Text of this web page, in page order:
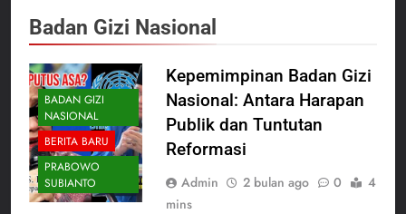
Badan Gizi Nasional
BADAN GIZI
NASIONAL
BERITA BARU
PRABOWO
SUBIANTO
Kepemimpinan Badan Gizi
Nasional: Antara Harapan
Publik dan Tuntutan
Reformasi
Admin 2 bulan ago 0
4
mins